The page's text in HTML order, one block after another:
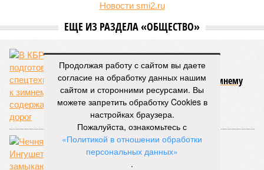
Новости smi2.ru
ЕЩЕ ИЗ РАЗДЕЛА «ОБЩЕСТВО»
В КБР подготовили спецтехнику к зимнему
содержанию дорог
Продолжая работу с сайтом вы даете
согласие на обработку данных нашим
сайтом и сторонними ресурсами. Вы
можете запретить обработку Cookies в
настройках браузера.
Пожалуйста, ознакомьтесь с
«Политикой в отношении обработки
персональных данных»
.